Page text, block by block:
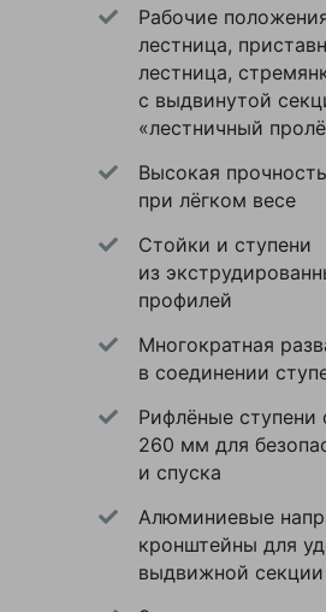
Рабочие
лестница,
лестница,
с выдвинутой
«лестничный
Высокая
при лёгком весе
Стойки и ступени
из
профилей
Многократная
в соединении
Рифлёные ступени
260 мм для
и спуска
Алюминиевые
кронштейны для
выдвижной секции
Общая высота
4470
мм
5590
мм
150
340
мм
9.5
лестница-
стремянка
бытовое,
промышленное
Я согласен с
конфиденциальности
данного сайта